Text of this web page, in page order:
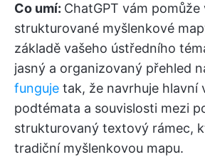
Co umí: ChatGPT vám
strukturované myšlenkové
základě vašeho ústředního
jasný a organizovaný přehled
funguje tak, že navrhuje hlavní
podtémata a souvislosti mezi
strukturovaný textový rámec,
tradiční myšlenkovou mapu.